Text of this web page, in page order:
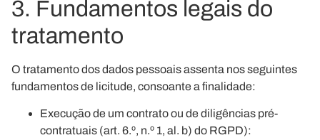
3. Fundamentos legais do
tratamento
O tratamento dos dados pessoais assenta nos seguintes
fundamentos de licitude, consoante a finalidade:
Execução de um contrato ou de diligências pré-
contratuais (art. 6.º, n.º 1, al. b) do RGPD):